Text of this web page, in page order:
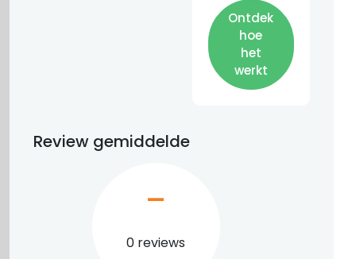
Ontdek
hoe
het
werkt
Review gemiddelde
0 reviews
–